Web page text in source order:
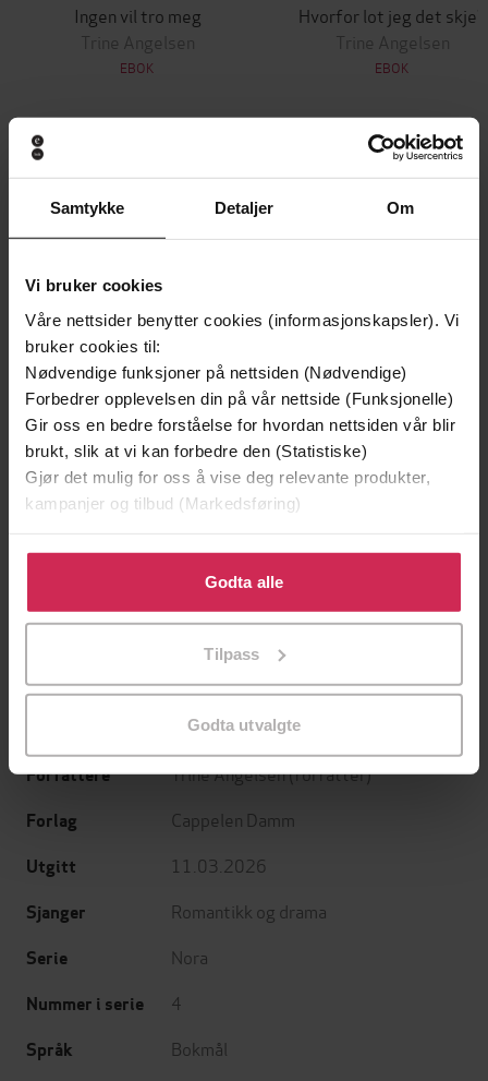
Samtykke Detaljer Om
Vi bruker cookies
Våre nettsider benytter cookies (informasjonskapsler). Vi
bruker cookies til:
Nødvendige funksjoner på nettsiden (Nødvendige)
Forbedrer opplevelsen din på vår nettside (Funksjonelle)
Gir oss en bedre forståelse for hvordan nettsiden vår blir
brukt, slik at vi kan forbedre den (Statistiske)
Gjør det mulig for oss å vise deg relevante produkter,
kampanjer og tilbud (Markedsføring)
Klikk på «Godta alle» for å gi oss ditt samtykke til å
bruke cookies for alle disse formålene. Du kan også
tilpasse ditt samtykke til spesifikke formål ved å klikke
Godta alle
Tilpass
Godta utvalgte
Ingen vil tro meg
Trine Angelsen
EBOK
Hvorfor lot jeg det skje?
Trine Angelsen
EBOK
Andre har også kjøpt
Premium
Jørn Lier Horst
Premium
Stian Hjelvin Andersen
Forfattere Trine Angelsen(forfatter)
Forlag Cappelen Damm
Utgitt 11.03.2026
Sjanger Romantikk og drama
Serie Nora
Nummer i serie 4
Språk Bokmål